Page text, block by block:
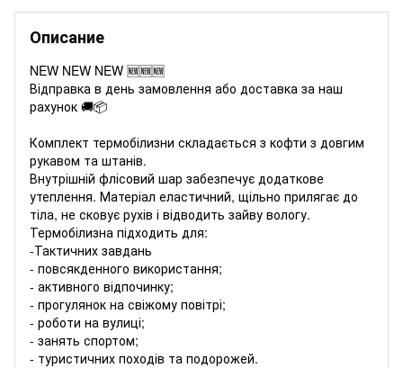
Описание
NEW NEW NEW 🆕🆕🆕
Відправка в день замовлення або доставка за наш
рахунок 🚚📦
Комплект термобілизни складається з кофти з довгим
рукавом та штанів.
Внутрішній флісовий шар забезпечує додаткове
утеплення. Матеріал еластичний, щільно прилягає до
тіла, не сковує рухів і відводить зайву вологу.
Термобілизна підходить для:
-Тактичних завдань
- повсякденного використання;
- активного відпочинку;
- прогулянок на свіжому повітрі;
- роботи на вулиці;
- занять спортом;
- туристичних походів та подорожей.